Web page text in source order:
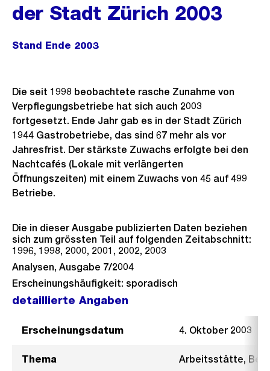
der Stadt Zürich 2003
Stand Ende 2003
Die seit 1998 beobachtete rasche Zunahme von
Verpflegungsbetriebe hat sich auch 2003
fortgesetzt. Ende Jahr gab es in der Stadt Zürich
1944 Gastrobetriebe, das sind 67 mehr als vor
Jahresfrist. Der stärkste Zuwachs erfolgte bei den
Nachtcafés (Lokale mit verlängerten
Öffnungszeiten) mit einem Zuwachs von 45 auf 499
Betriebe.
Die in dieser Ausgabe publizierten Daten beziehen
sich zum grössten Teil auf folgenden Zeitabschnitt:
1996, 1998, 2000, 2001, 2002, 2003
Analysen, Ausgabe 7/2004
Erscheinungshäufigkeit: sporadisch
detaillierte Angaben
Erscheinungsdatum 4. Oktober 2003
Thema Arbeitsstätte,